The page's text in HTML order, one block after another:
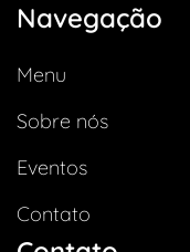
Navegação
Menu
Sobre nós
Eventos
Contato